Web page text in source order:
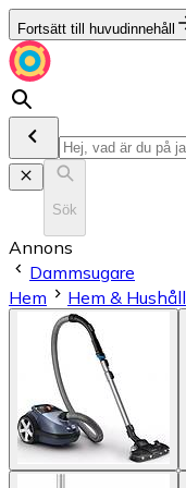
Fortsätt till huvudinnehåll
Sök
Annons
Dammsugare
Hem
Hem & Hushåll